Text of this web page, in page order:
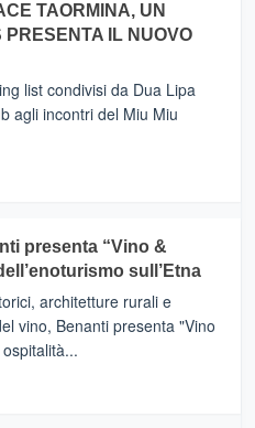
TAORMINA, UN
IL NUOVO
list condivisi da Dua Lipa
agli incontri del Miu Miu
presenta “Vino &
sull’Etna
architetture rurali e
vino, Benanti presenta "Vino